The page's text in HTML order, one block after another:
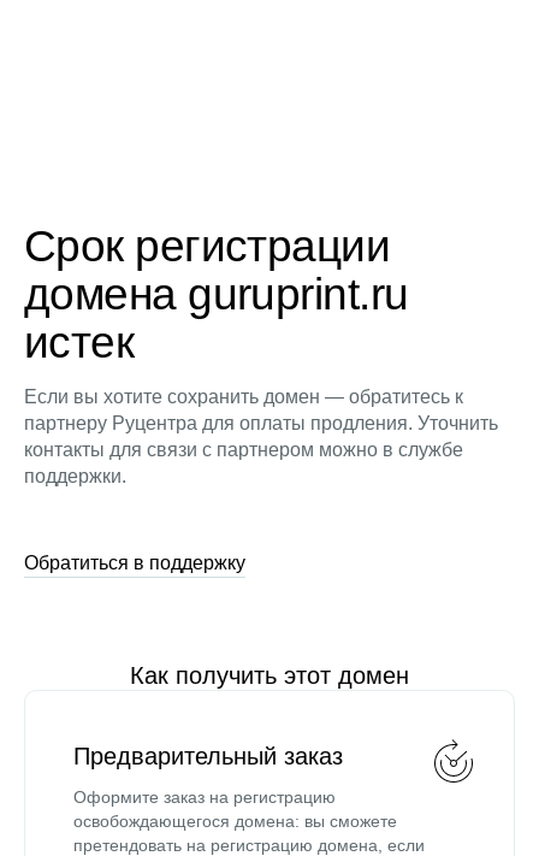
Срок регистрации
домена guruprint.ru
истек
Если вы хотите сохранить домен — обратитесь к
партнеру Руцентра для оплаты продления. Уточнить
контакты для связи с партнером можно в службе
поддержки.
Обратиться в поддержку
Как получить этот домен
Предварительный заказ
Оформите заказ на регистрацию
освобождающегося домена: вы сможете
претендовать на регистрацию домена, если